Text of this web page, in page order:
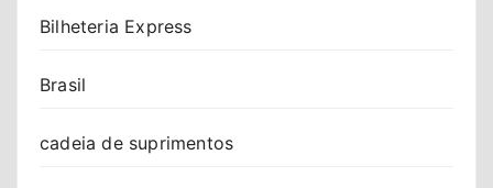
Bilheteria Express
Brasil
cadeia de suprimentos